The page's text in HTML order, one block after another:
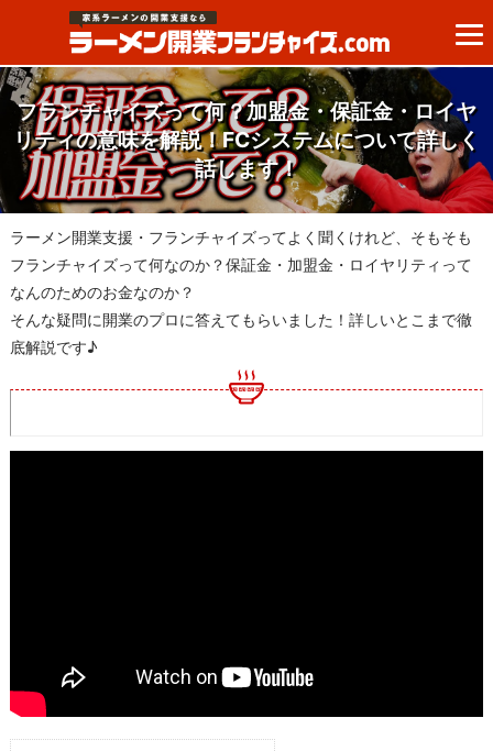
フランチャイズって何？加盟金・保証金・ロイヤ
リティの意味を解説！FCシステムについて詳しく
話します！
ラーメン開業支援・フランチャイズってよく聞くけれど、そもそも
フランチャイズって何なのか？保証金・加盟金・ロイヤリティって
なんのためのお金なのか？
そんな疑問に開業のプロに答えてもらいました！詳しいとこまで徹
底解説です♪